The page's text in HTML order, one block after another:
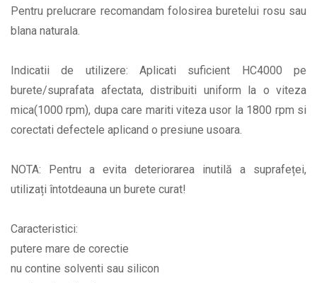
Pentru prelucrare recomandam folosirea buretelui rosu sau
blana naturala.
Indicatii de utilizere: Aplicati suficient HC4000 pe
burete/suprafata afectata, distribuiti uniform la o viteza
mica(1000 rpm), dupa care mariti viteza usor la 1800 rpm si
corectati defectele aplicand o presiune usoara.
NOTA: Pentru a evita deteriorarea inutilă a suprafeței,
utilizați întotdeauna un burete curat!
Caracteristici:
putere mare de corectie
nu contine solventi sau silicon